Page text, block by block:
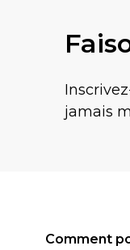
jamais
Comment